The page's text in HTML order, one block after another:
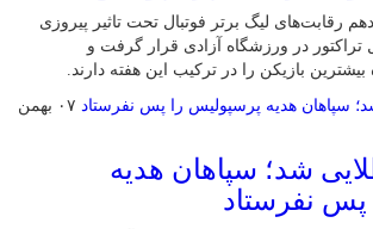
رقابت‌های لیگ برتر فوتبال تحت تاثیر پیروزی
در ورزشگاه آزادی قرار گرفت و
۰۷ بهمن
شد؛ سپاهان هدیه
پس نفرستاد